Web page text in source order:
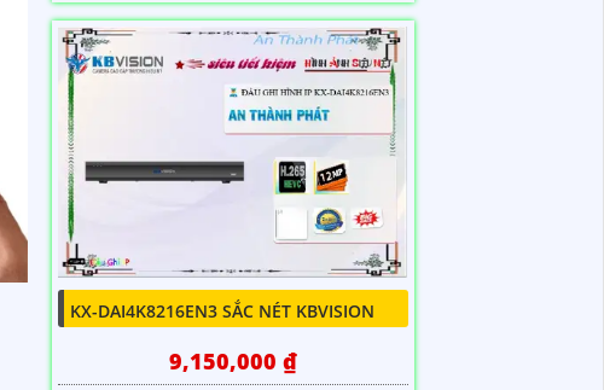
KX-DAI4K8216EN3 SẮC NÉT KBVISION
9,150,000 ₫